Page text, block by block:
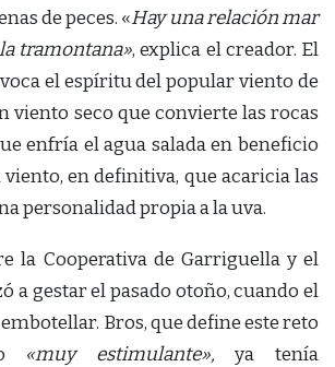
de peces. «Hay una relación mar
tramontana», explica el creador. El
el espíritu del popular viento de
viento seco que convierte las rocas
enfría el agua salada en beneficio
viento, en definitiva, que acaricia las
personalidad propia a la uva.
la Cooperativa de Garriguella y el
a gestar el pasado otoño, cuando el
Bros, que define este reto
«muy estimulante», ya tenía